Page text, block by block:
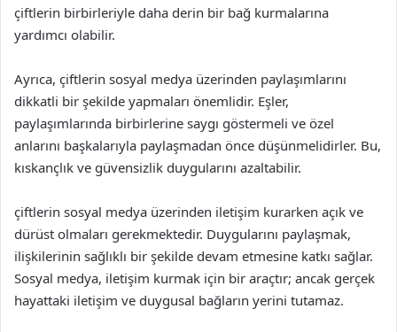
çiftlerin birbirleriyle daha derin bir bağ kurmalarına
yardımcı olabilir.
Ayrıca, çiftlerin sosyal medya üzerinden paylaşımlarını
dikkatli bir şekilde yapmaları önemlidir. Eşler,
paylaşımlarında birbirlerine saygı göstermeli ve özel
anlarını başkalarıyla paylaşmadan önce düşünmelidirler. Bu,
kıskançlık ve güvensizlik duygularını azaltabilir.
çiftlerin sosyal medya üzerinden iletişim kurarken açık ve
dürüst olmaları gerekmektedir. Duygularını paylaşmak,
ilişkilerinin sağlıklı bir şekilde devam etmesine katkı sağlar.
Sosyal medya, iletişim kurmak için bir araçtır; ancak gerçek
hayattaki iletişim ve duygusal bağların yerini tutamaz.